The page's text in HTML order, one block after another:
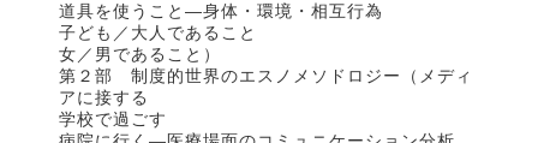
道具を使うこと―身体・環境・相互行為
子ども／大人であること
女／男であること）
第２部 制度的世界のエスノメソドロジー（メディ
アに接する
学校で過ごす